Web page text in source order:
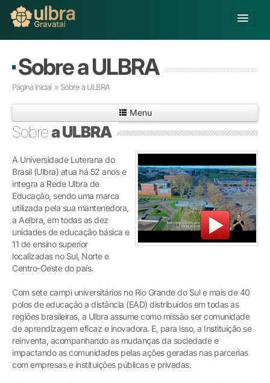
Buscar
Já sou Aluno
Matricule-se
Graduação
Pós-graduação
Educação a Distância
Pesquisa
Extensão
Infraestrutura e Serviços
Inovação
Sobre a ULBRA
Sobre a ULBRA
Página Inicial » Sobre a ULBRA
Menu
Sobrea ULBRA
A Universidade Luterana do
Brasil (Ulbra) atua há 52 anos e
integra a Rede Ulbra de
Educação, sendo uma marca
utilizada pela sua mantenedora,
a Aelbra, em todas as dez
unidades de educação básica e
11 de ensino superior
localizadas no Sul, Norte e
Centro-Oeste do país.
Com sete campi universitários no Rio Grande do Sul e mais de 40
polos de educação a distância (EAD) distribuídos em todas as
regiões brasileiras, a Ulbra assume como missão ser comunidade
de aprendizagem eficaz e inovadora. E, para isso, a Instituição se
reinventa, acompanhando as mudanças da sociedade e
impactando as comunidades pelas ações geradas nas parcerias
com empresas e instituições públicas e privadas.